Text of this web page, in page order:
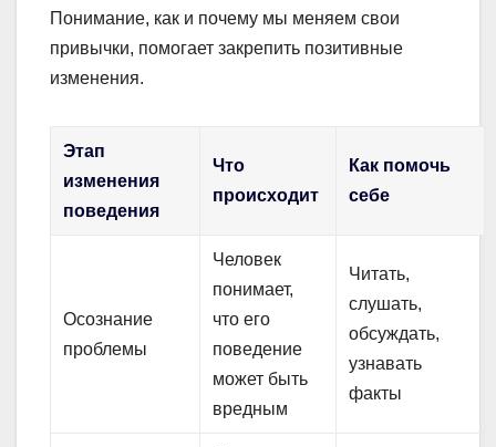
Понимание, как и почему мы меняем свои
привычки, помогает закрепить позитивные
изменения.
Этап
изменения
поведения
Что
происходит
Как помочь
себе
Осознание
проблемы
Человек
понимает,
что его
поведение
может быть
вредным
Читать,
слушать,
обсуждать,
узнавать
факты